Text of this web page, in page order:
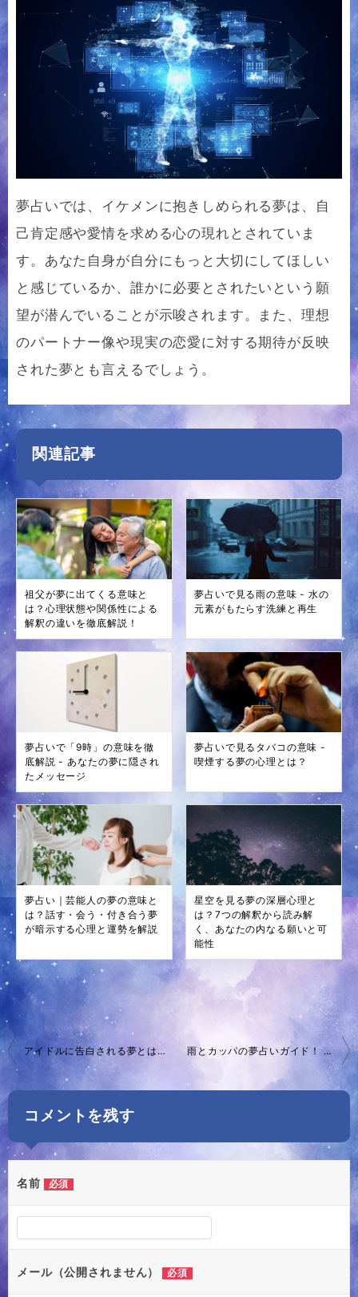
夢占いでは、イケメンに抱きしめられる夢は、自
己肯定感や愛情を求める心の現れとされていま
す。あなた自身が自分にもっと大切にしてほしい
と感じているか、誰かに必要とされたいという願
望が潜んでいることが示唆されます。また、理想
のパートナー像や現実の恋愛に対する期待が反映
された夢とも言えるでしょう。
関連記事
祖父が夢に出てくる意味と
は？心理状態や関係性による
解釈の違いを徹底解説！
夢占いで見る雨の意味 - 水の
元素がもたらす洗練と再生
夢占いで「9時」の意味を徹
底解説 - あなたの夢に隠され
たメッセージ
夢占いで見るタバコの意味 -
喫煙する夢の心理とは？
夢占い｜芸能人の夢の意味と
は？話す・会う・付き合う夢
が暗示する心理と運勢を解説
星空を見る夢の深層心理と
は？7つの解釈から読み解
く、あなたの内なる願いと可
能性
投
稿
ナ
ゲ
ー
シ
ョ
ン
アイドルに告白される夢とは？夢占いで解き明かす 雨とカッパの夢占いガイド！ 心理と象徴を理解する
コメントを残す
名前 必須
メール（公開されません） 必須